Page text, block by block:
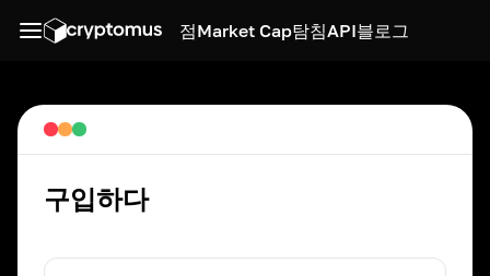
점Market Cap탐침API블로그
구입하다